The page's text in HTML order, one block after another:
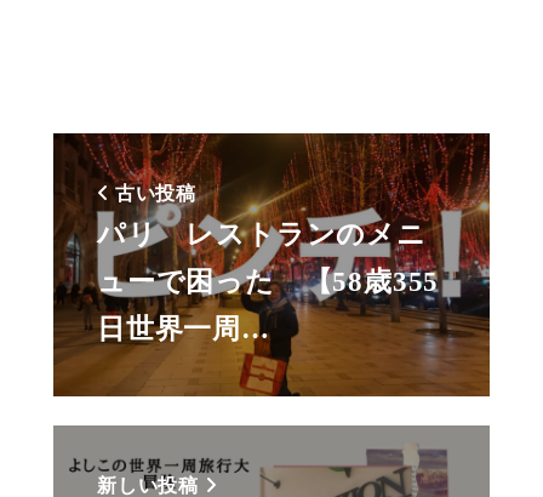
古い投稿
パリ レストランのメニ
ューで困った 【58歳355
日世界一周…
新しい投稿